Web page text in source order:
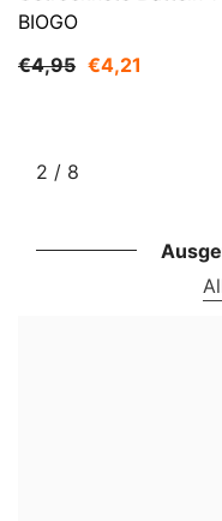
BIOGO
€4,95 €4,21
2 / von
8